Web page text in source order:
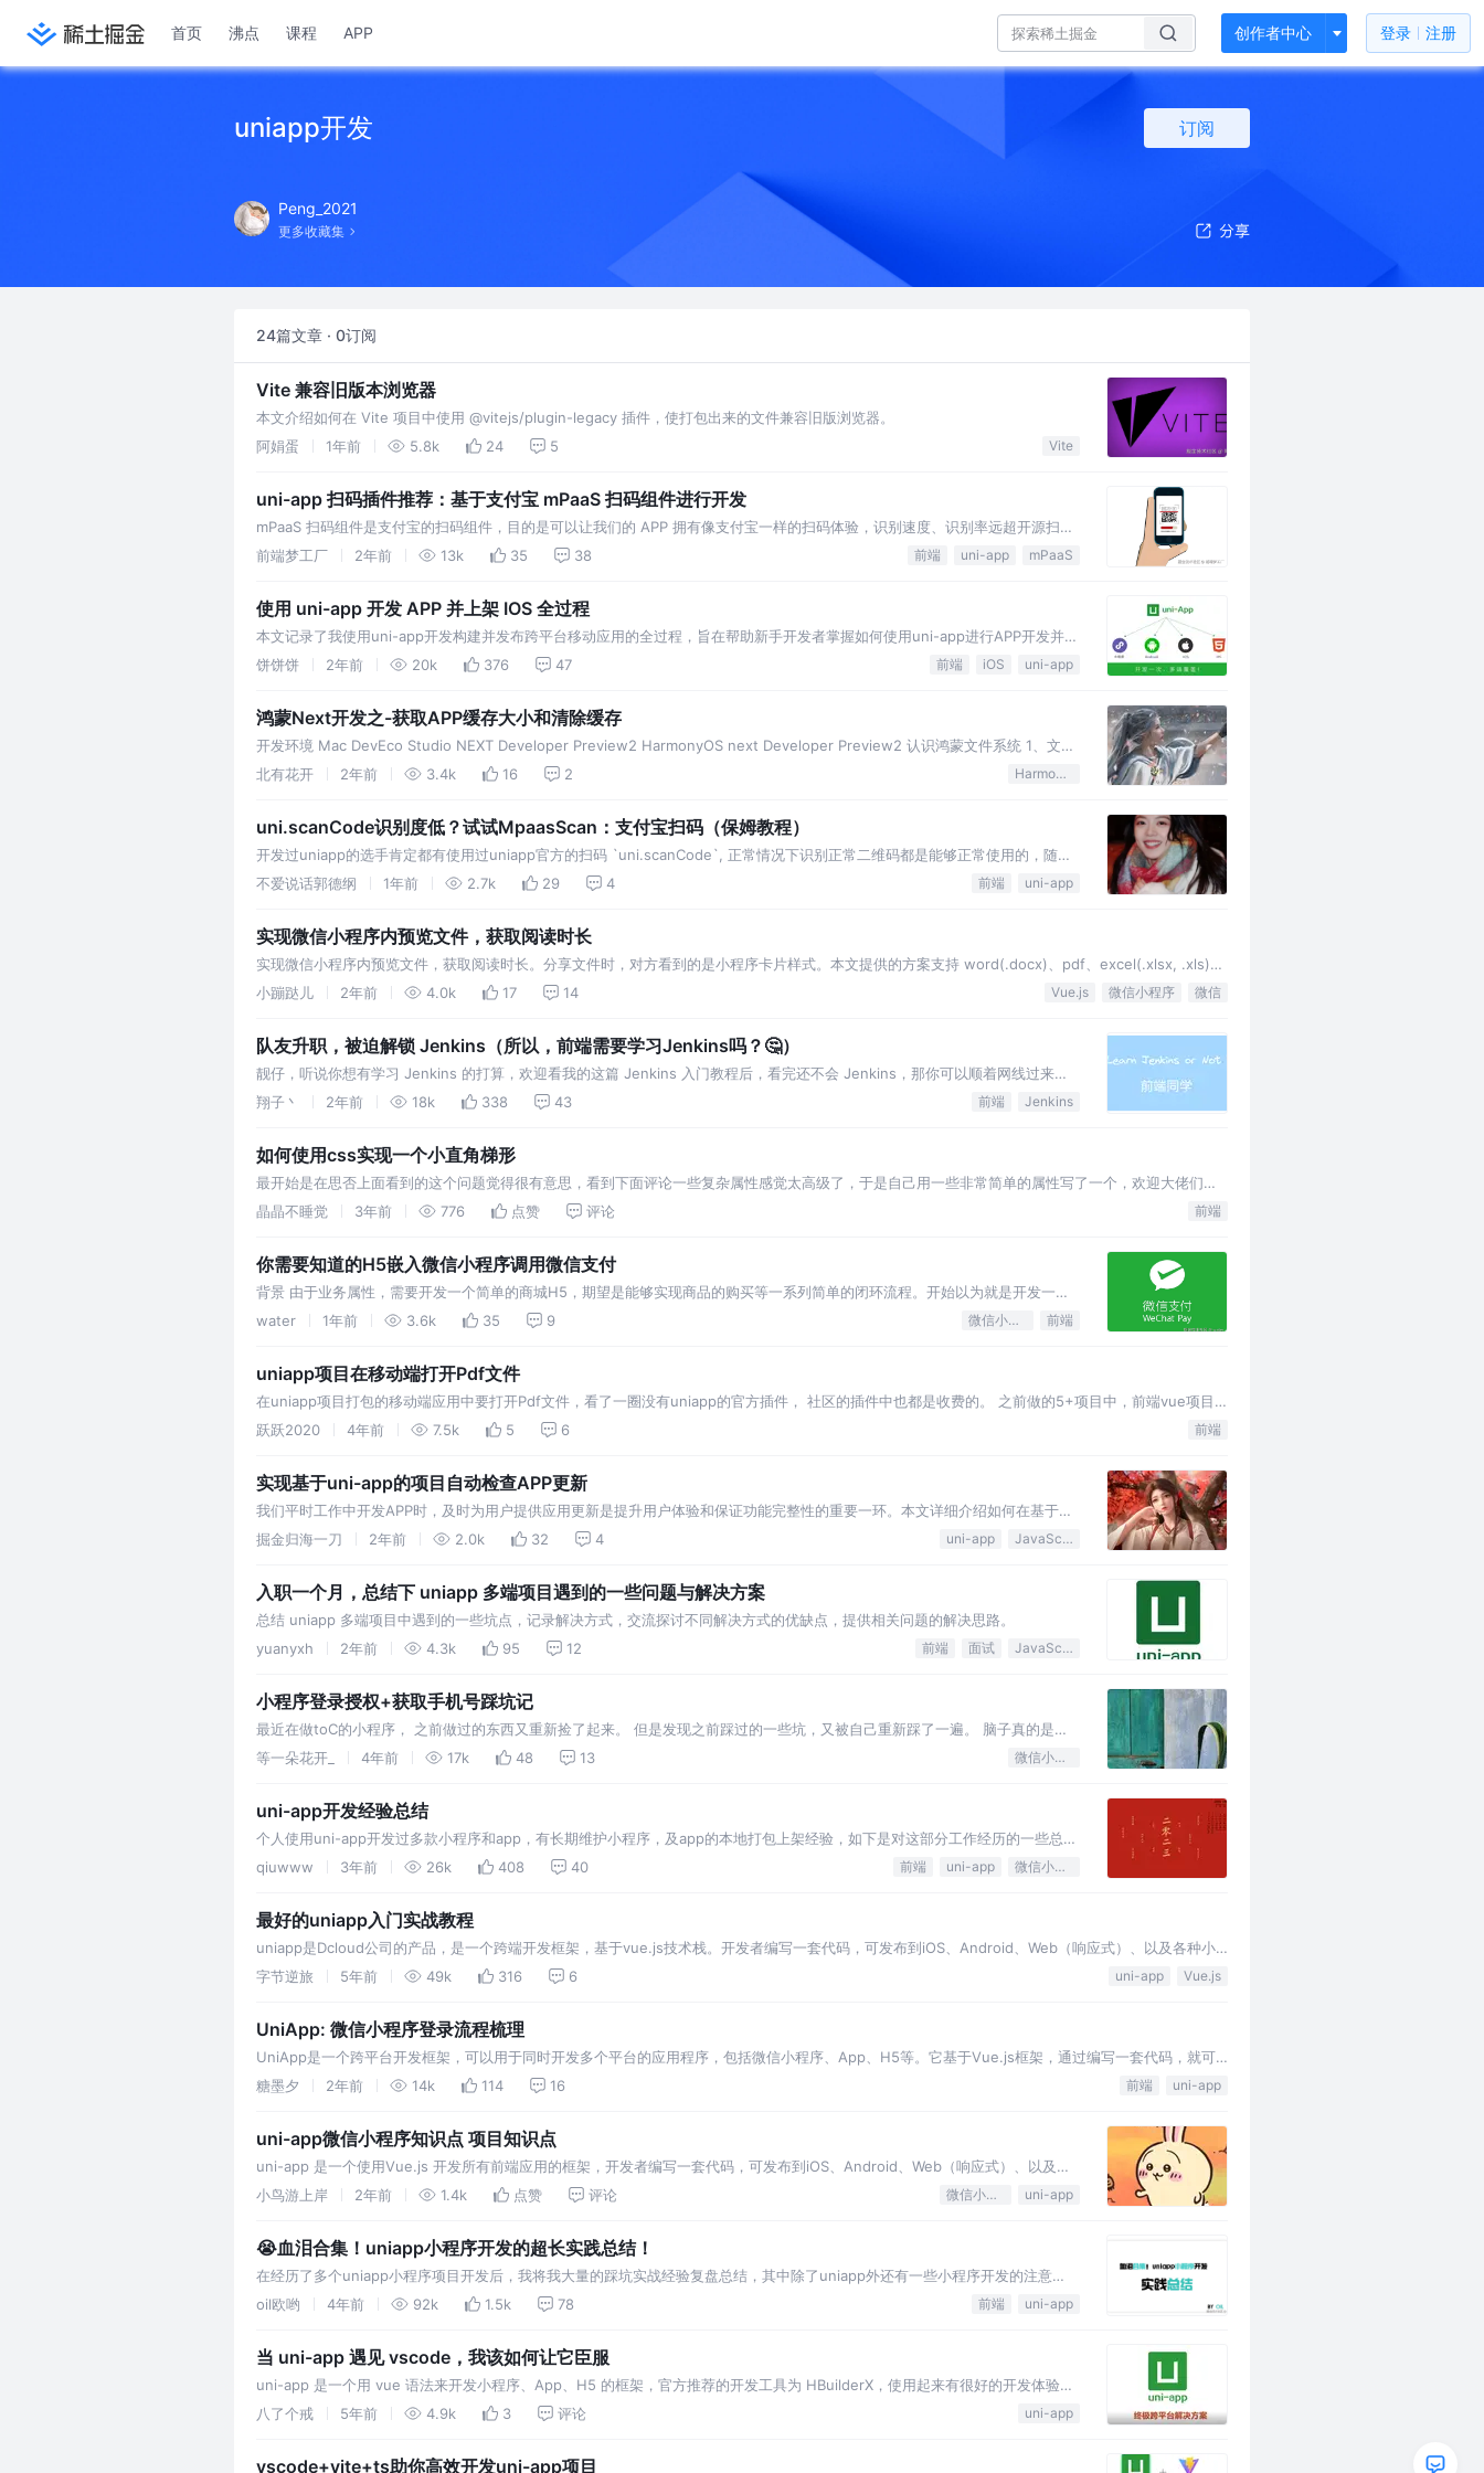
首页 沸点 课程 APP 创作者中心 登录 注册
uniapp开发 订阅
Peng_2021
更多收藏集
24篇文章 · 0订阅
Vite 兼容旧版本浏览器
本文介绍如何在 Vite 项目中使用 @vitejs/plugin-legacy 插件，使打包出来的文件兼容旧版浏览器。
阿娟蛋
1年前 5.8k 24 5 Vite
uni-app 扫码插件推荐：基于支付宝 mPaaS 扫码组件进行开发
mPaaS 扫码组件是支付宝的扫码组件，目的是可以让我们的 APP 拥有像支付宝一样的扫码体验，识别速度、识别率远超开源扫
码。扫码组件完全免费提供使用，但是接入时需要在阿里云上进行注册开通并添加项目。
前端梦工厂 2年前 13k 35 38 前端 uni-app mPaaS
使用 uni-app 开发 APP 并上架 IOS 全过程
本文记录了我使用uni-app开发构建并发布跨平台移动应用的全过程，旨在帮助新手开发者掌握如何使用uni-app进行APP开发并最
终成功上架。通过详细讲解从注册开发者账号、项目创建、打包发布到应用商店
饼饼饼 2年前 20k 376 47 前端 iOS uni-app
鸿蒙Next开发之-获取APP缓存大小和清除缓存
开发环境 Mac DevEco Studio NEXT Developer Preview2 HarmonyOS next Developer Preview2 认识鸿蒙文件系统 1、文件
系统分类 在
北有花开 2年前 3.4k 16 2 HarmonyOS
uni.scanCode识别度低？试试MpaasScan：支付宝扫码（保姆教程）
开发过uniapp的选手肯定都有使用过uniapp官方的扫码 `uni.scanCode`, 正常情况下识别正常二维码都是能够正常使用的，随着
业务拓展，慢慢的会发现其存在一些不足
不爱说话郭德纲 1年前 2.7k 29 4 前端 uni-app
实现微信小程序内预览文件，获取阅读时长
实现微信小程序内预览文件，获取阅读时长。分享文件时，对方看到的是小程序卡片样式。本文提供的方案支持 word(.docx)、pdf、excel(.xlsx, .xls)、
图片多种文档的在线预览方案。
小蹦跶儿 2年前 4.0k 17 14 Vue.js 微信小程序 微信
队友升职，被迫解锁 Jenkins（所以，前端需要学习Jenkins吗？🤔）
靓仔，听说你想有学习 Jenkins 的打算，欢迎看我的这篇 Jenkins 入门教程后，看完还不会 Jenkins，那你可以顺着网线过来打
我。
翔子丶 2年前 18k 338 43 前端 Jenkins
如何使用css实现一个小直角梯形
最开始是在思否上面看到的这个问题觉得很有意思，看到下面评论一些复杂属性感觉太高级了，于是自己用一些非常简单的属性写了一个，欢迎大佬们指
出不足 原理就是前端三角形 整体是用flex做一个左右结构 → 右
晶晶不睡觉 3年前 776 点赞 评论 前端
你需要知道的H5嵌入微信小程序调用微信支付
背景 由于业务属性，需要开发一个简单的商城H5，期望是能够实现商品的购买等一系列简单的闭环流程。开始以为就是开发一个
简单的h5页面也没放在心上。本以为事情都会随着理想的状态发展，但是人生总有事与愿违。
water 1年前 3.6k 35 9 微信小程序 前端
uniapp项目在移动端打开Pdf文件
在uniapp项目打包的移动端应用中要打开Pdf文件，看了一圈没有uniapp的官方插件， 社区的插件中也都是收费的。 之前做的5+项目中，前端vue项目
中使用vue-pdf库打开pdf，将项目编译打
跃跃2020 4年前 7.5k 5 6 前端
实现基于uni-app的项目自动检查APP更新
我们平时工作中开发APP时，及时为用户提供应用更新是提升用户体验和保证功能完整性的重要一环。本文详细介绍如何在基于
uni-app框架的项目中实现自动检查应用更新的功能，并引导用户完成升级过程。
掘金归海一刀 2年前 2.0k 32 4 uni-app JavaScript
入职一个月，总结下 uniapp 多端项目遇到的一些问题与解决方案
总结 uniapp 多端项目中遇到的一些坑点，记录解决方式，交流探讨不同解决方式的优缺点，提供相关问题的解决思路。
yuanyxh
2年前 4.3k 95 12 前端 面试 JavaScript
小程序登录授权+获取手机号踩坑记
最近在做toC的小程序， 之前做过的东西又重新捡了起来。 但是发现之前踩过的一些坑，又被自己重新踩了一遍。 脑子真的是记
不住啊~ 忙里抽闲赶紧做个笔记。 一、需求背景 因业务限制，用户登入小程序前需
等一朵花开_ 4年前 17k 48 13 微信小程序
uni-app开发经验总结
个人使用uni-app开发过多款小程序和app，有长期维护小程序，及app的本地打包上架经验，如下是对这部分工作经历的一些总
结。
qiuwww 3年前 26k 408 40 前端 uni-app 微信小程序
最好的uniapp入门实战教程
uniapp是Dcloud公司的产品，是一个跨端开发框架，基于vue.js技术栈。开发者编写一套代码，可发布到iOS、Android、Web（响应式）、以及各种小
程序（微信/支付宝/百度/头条/QQ/钉钉/淘宝）、快应用等多个平台。这是它的功能架构图，可以看下，了解下它的架构。…
字节逆旅 5年前 49k 316 6 uni-app Vue.js
UniApp: 微信小程序登录流程梳理
UniApp是一个跨平台开发框架，可以用于同时开发多个平台的应用程序，包括微信小程序、App、H5等。它基于Vue.js框架，通过编写一套代码，就可
以在不同平台上运行和展示。哈哈，这介绍说得倒是轻松，
糖墨夕 2年前 14k 114 16 前端 uni-app
uni-app微信小程序知识点 项目知识点
uni-app 是一个使用Vue.js 开发所有前端应用的框架，开发者编写一套代码，可发布到iOS、Android、Web（响应式）、以及各
种小程序（微信/支付宝/百度/头条/QQ/钉
小鸟游上岸 2年前 1.4k 点赞 评论 微信小程序 uni-app
😭血泪合集！uniapp小程序开发的超长实践总结！
在经历了多个uniapp小程序项目开发后，我将我大量的踩坑实战经验复盘总结，其中除了uniapp外还有一些小程序开发的注意
点，希望这篇文章可以帮助大家避坑。以下全文干货（干到口渴那种）！
oil欧哟 4年前 92k 1.5k 78 前端 uni-app
当 uni-app 遇见 vscode，我该如何让它臣服
uni-app 是一个用 vue 语法来开发小程序、App、H5 的框架，官方推荐的开发工具为 HBuilderX，使用起来有很好的开发体验。
不过，由于 HBuilderX 没有 Linux 版以及一些不为人知的秘密，想要使用 vs code。如果直接使用 vscode 开发…
八了个戒 5年前 4.9k 3 评论 uni-app
vscode+vite+ts助你高效开发uni-app项目